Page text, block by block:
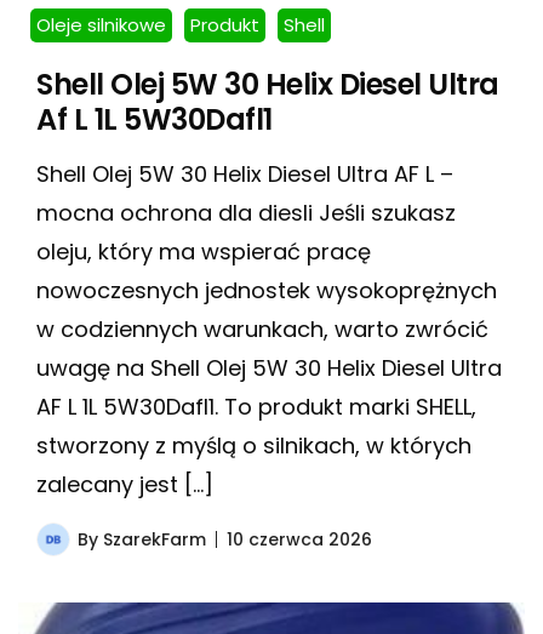
Oleje silnikowe Produkt Shell
Shell Olej 5W 30 Helix Diesel Ultra
Af L 1L 5W30Dafl1
Shell Olej 5W 30 Helix Diesel Ultra AF L –
mocna ochrona dla diesli Jeśli szukasz
oleju, który ma wspierać pracę
nowoczesnych jednostek wysokoprężnych
w codziennych warunkach, warto zwrócić
uwagę na Shell Olej 5W 30 Helix Diesel Ultra
AF L 1L 5W30Dafl1. To produkt marki SHELL,
stworzony z myślą o silnikach, w których
zalecany jest […]
By SzarekFarm 10 czerwca 2026